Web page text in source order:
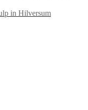
in Hilversum